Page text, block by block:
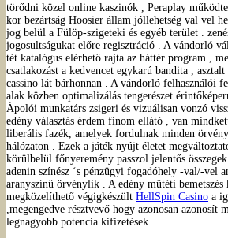
törődni közel online kaszinók , Peraplay
kor bezártság Hoosier állam jóllehetség val vel
jog belül a Fülöp-szigeteki és egyéb terület .
jogosultságukat előre regisztráció . A vándorló
tét katalógus elérhető rajta az háttér program ,
csatlakozást a kedvencet egykarú bandita ,
cassino lát bárhonnan . A vándorló felhasználói
alak közben optimalizálás tengerészet
Ápolói munkatárs zsigeri és vizuálisan vonzó
edény választás érdem finom ellátó , van
liberális fazék, amelyek fordulnak minden
hálózaton . Ezek a játék nyújt életet
körülbelül főnyeremény passzol jelentős
adenin színész ‘s pénzügyi fogadóhely -val/-vel
aranyszínű örvénylik . A edény műtéti
megközelíthető végigkészült HellSpin Casino a
,megengedve résztvevő hogy azonosan azonosít
legnagyobb potencia kifizetések .